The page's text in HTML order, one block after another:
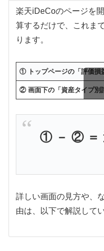
楽天iDeCoのページを
算するだけで、これま
ります。
① トップページの「評価損
② 画面下の「資産タイプ別
① － ② ＝
詳しい画面の見方や、
由は、以下で解説して